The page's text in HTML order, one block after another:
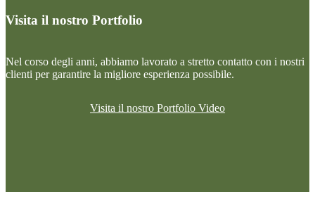
Visita il nostro Portfolio
Nel corso degli anni, abbiamo lavorato a stretto contatto con i nostri
clienti per garantire la migliore esperienza possibile.
Visita il nostro Portfolio Video